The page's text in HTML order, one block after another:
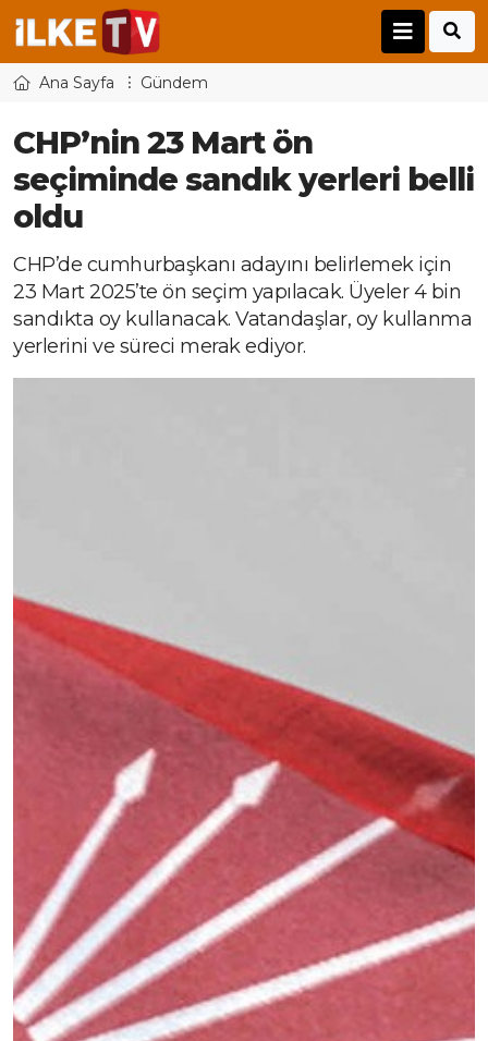
Ana Sayfa Gündem
CHP’nin 23 Mart ön
seçiminde sandık yerleri belli
oldu
CHP’de cumhurbaşkanı adayını belirlemek için
23 Mart 2025’te ön seçim yapılacak. Üyeler 4 bin
sandıkta oy kullanacak. Vatandaşlar, oy kullanma
yerlerini ve süreci merak ediyor.